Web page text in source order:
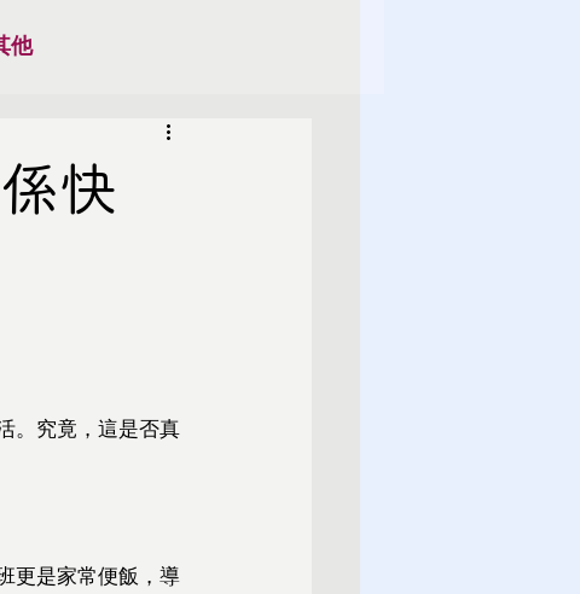
他
快
。究竟，這是否真
更是家常便飯，導